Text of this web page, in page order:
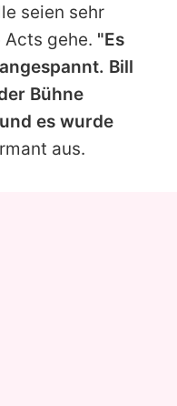
seien sehr
Acts gehe. "Es
Bill
Bühne
es wurde
aus.